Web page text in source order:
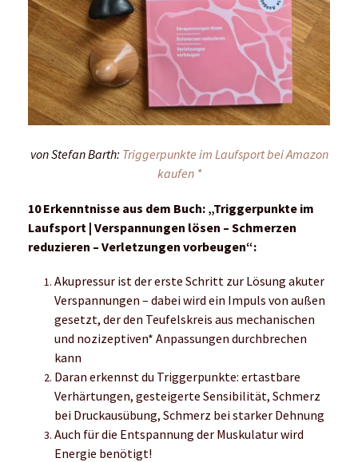
von Stefan Barth: Triggerpunkte im Laufsport bei Amazon
kaufen *
10 Erkenntnisse aus dem Buch: „Triggerpunkte im
Laufsport | Verspannungen lösen – Schmerzen
reduzieren – Verletzungen vorbeugen“:
Akupressur ist der erste Schritt zur Lösung akuter
Verspannungen – dabei wird ein Impuls von außen
gesetzt, der den Teufelskreis aus mechanischen
und nozizeptiven* Anpassungen durchbrechen
kann
Daran erkennst du Triggerpunkte: ertastbare
Verhärtungen, gesteigerte Sensibilität, Schmerz
bei Druckausübung, Schmerz bei starker Dehnung
Auch für die Entspannung der Muskulatur wird
Energie benötigt!